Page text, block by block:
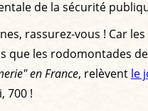
de la sécurité
rassurez-vous ! Car
que les rodomontades
en France, relèvent le
700 !